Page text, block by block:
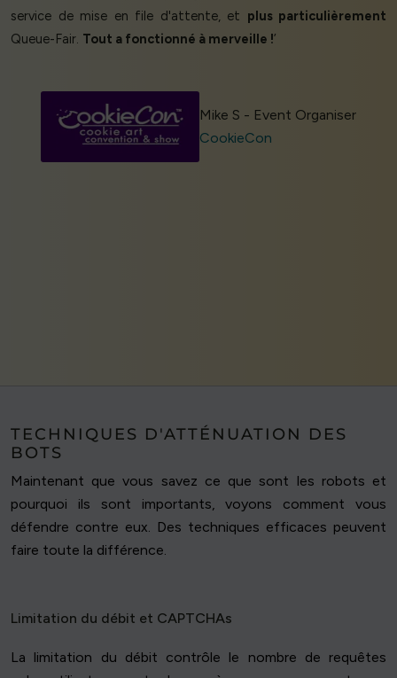
service de mise en file d'attente, et plus particulièrement
Queue-Fair. Tout a fonctionné à merveille !’
Mike S - Event Organiser
CookieCon
TECHNIQUES D'ATTÉNUATION DES
BOTS
Maintenant que vous savez ce que sont les robots et
pourquoi ils sont importants, voyons comment vous
défendre contre eux. Des techniques efficaces peuvent
faire toute la différence.
Limitation du débit et CAPTCHAs
La limitation du débit contrôle le nombre de requêtes